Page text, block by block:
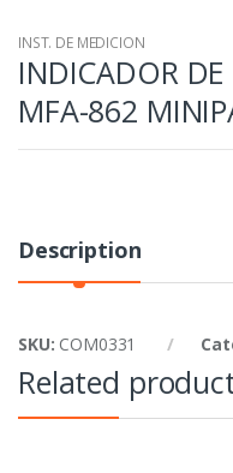
INST. DE MEDICION
INDICADOR DE
MFA-862
Description
SKU: COM0331
Related